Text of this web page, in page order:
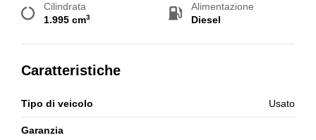
Cilindrata
1.995 cm3
Alimentazione
Diesel
Caratteristiche
Tipo di veicolo Usato
Garanzia